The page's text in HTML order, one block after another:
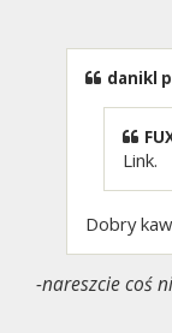
danikl
Link.
Dobry
-nareszcie coś